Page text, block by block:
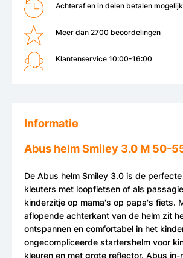
Achteraf en in delen betalen mogelijk
Meer dan 2700 beoordelingen
Klantenservice 10:00-16:00
Informatie
Abus helm Smiley 3.0 M 50-
De Abus helm Smiley 3.0 is de
kleuters met loopfietsen of als
kinderzitje op mama's op papa's fiets.
aflopende achterkant van de helm zit
ontspannen en comfortabel in het
ongecompliceerde startershelm voor
kleuren en met grote reflector. Abus in-